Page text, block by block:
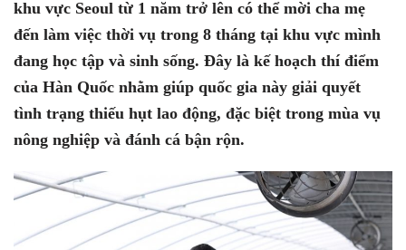
khu vực Seoul từ 1 năm trở lên có thể mời cha mẹ
đến làm việc thời vụ trong 8 tháng tại khu vực mình
đang học tập và sinh sống. Đây là kế hoạch thí điểm
của Hàn Quốc nhằm giúp quốc gia này giải quyết
tình trạng thiếu hụt lao động, đặc biệt trong mùa vụ
nông nghiệp và đánh cá bận rộn.